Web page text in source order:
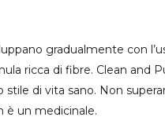
gradualmente con
ricca di fibre. Clean and
stile di vita sano. Non
è un medicinale.